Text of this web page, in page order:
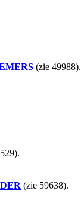
(zie 49988).
(zie 59638).